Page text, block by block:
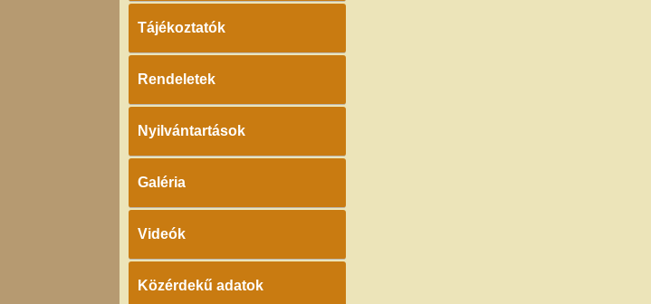
Tájékoztatók
Rendeletek
Nyilvántartások
Galéria
Videók
Közérdekű adatok